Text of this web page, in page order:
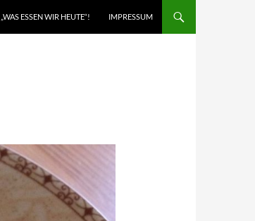
ESSEN WIR HEUTE“! IMPRESSUM